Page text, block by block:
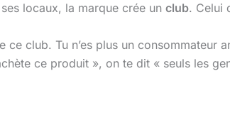
locaux, la marque crée un club. Celui
ce club. Tu n’es plus un consommateur
ce produit », on te dit « seuls les